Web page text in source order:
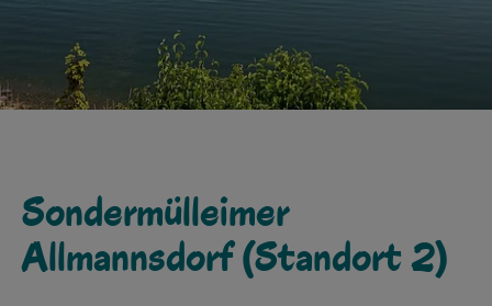
Sondermülleimer
Allmannsdorf (Standort 2)